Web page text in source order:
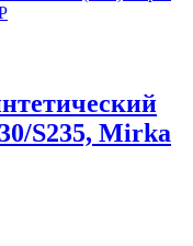
S235, Mirka